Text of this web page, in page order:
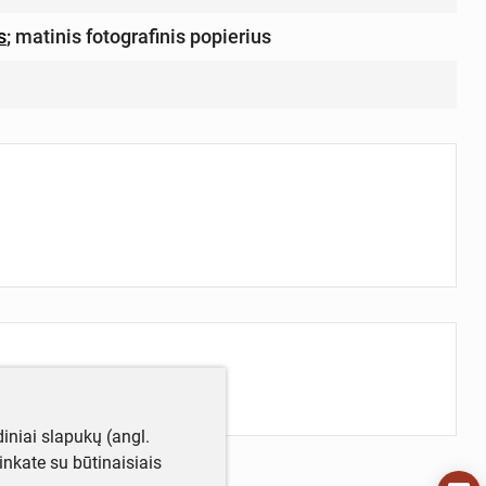
; matinis fotografinis popierius
slapukų (angl.
su būtinaisiais